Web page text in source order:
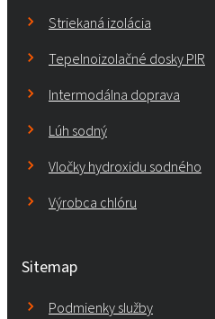
Striekaná izolácia
Tepelnoizolačné dosky PIR
Intermodálna doprava
Lúh sodný
Vločky hydroxidu sodného
Výrobca chlóru
Sitemap
Podmienky služby